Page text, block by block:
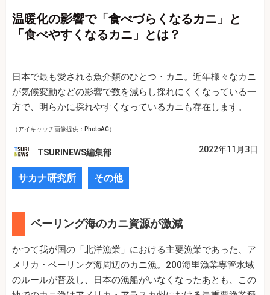
温暖化の影響で「食べづらくなるカニ」と
「食べやすくなるカニ」とは？
日本で最も愛される魚介類のひとつ・カニ。近年様々なカニ
が気候変動などの影響で数を減らし採れにくくなっている一
方で、明らかに採れやすくなっているカニも存在します。
（アイキャッチ画像提供：PhotoAC）
TSURINEWS編集部 2022年11月3日
サカナ研究所 その他
ベーリング海のカニ資源が激減
かつて我が国の「北洋漁業」における主要漁業であった、ア
メリカ・ベーリング海周辺のカニ漁。200海里漁業専管水域
のルールが普及し、日本の漁船がいなくなったあとも、この